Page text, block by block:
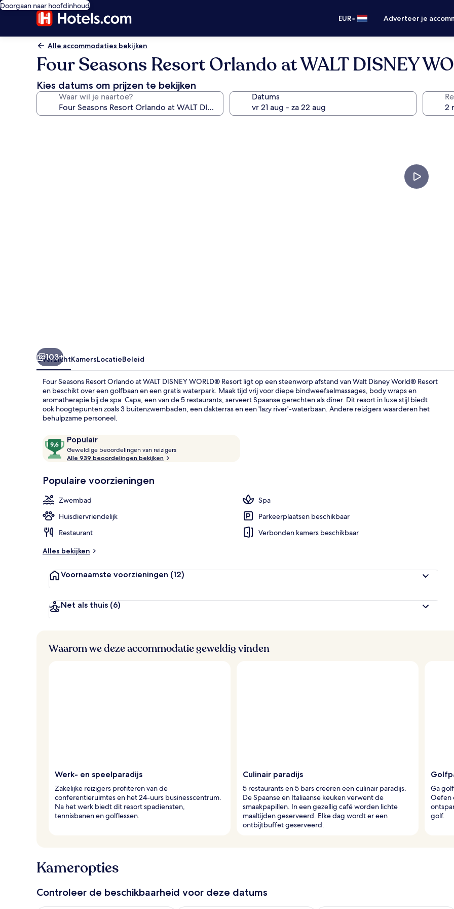
Doorgaan naar hoofdinhoud
EUR• Adverteer je
Alle accommodaties bekijken
Four Seasons Resort Orlando at WALT DISNEY
Kies datums om prijzen te bekijken
Waar wil je naartoe? Datums
Terrein van
103+
OverzichtKamersLocatieBeleid
Four Seasons Resort Orlando at WALT DISNEY WORLD® Resort ligt op een steenworp afstand van Walt Disney World® Resort
en beschikt over een golfbaan en een gratis waterpark. Maak tijd vrij voor diepe bindweefselmassages, body wraps en
aromatherapie bij de spa. Capa, een van de 5 restaurants, serveert Spaanse gerechten als diner. Dit resort in luxe stijl biedt
ook hoogtepunten zoals 3 buitenzwembaden, een dakterras en een 'lazy river'-waterbaan. Andere reizigers waarderen het
behulpzame personeel.
Beoordelingen
Populair
9,6
van
10,
Geweldige beoordelingen van reizigers
o
r
n
Alle 939 beoordelingen bekijken
Populaire voorzieningen
Zwembad
Spa
Huisdiervriendelijk
Parkeerplaatsen beschikbaar
Restaurant
Verbonden kamers beschikbaar
Alles bekijken
Voornaamste voorzieningen (12)
Net als thuis (6)
Waarom we deze accommodatie geweldig vinden
Werk- en speelparadijs
Zakelijke reizigers profiteren van de
conferentieruimtes en het 24-uurs businesscentrum.
Na het werk biedt dit resort spadiensten,
tennisbanen en golflessen.
Culinair paradijs
5 restaurants en 5 bars creëren een culinair paradijs.
De Spaanse en Italiaanse keuken verwent de
smaakpapillen. In een gezellig café worden lichte
maaltijden geserveerd. Elke dag wordt er een
ontbijtbuffet geserveerd.
Ga
Oefen
golf.
Kameropties
Controleer de beschikbaarheid voor deze datums